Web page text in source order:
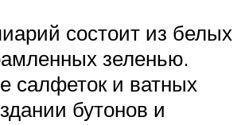
состоит из белых
зеленью.
салфеток и ватных
бутонов и